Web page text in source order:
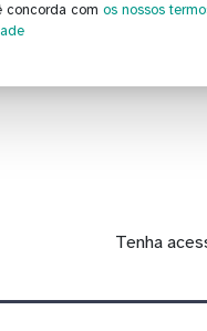
concorda com os nossos
Tenha